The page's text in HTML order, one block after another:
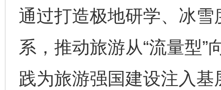
通过打造极地研学、冰
系，推动旅游从“流量型”
践为旅游强国建设注入